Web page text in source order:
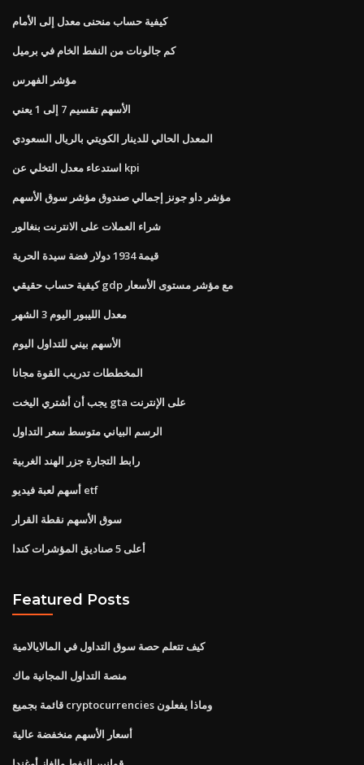
كيفية حساب منحنى معدل إلى الأمام
كم جالونات من النفط الخام في برميل
مؤشر الفهرس
الأسهم تقسيم 7 إلى 1 يعني
المعدل الحالي للدينار الكويتي بالريال السعودي
استدعاء معدل التخلي عن kpi
مؤشر داو جونز إجمالي صندوق مؤشر سوق الأسهم
شراء العملات على الانترنت بنغالور
قيمة 1934 دولار فضة سيدة الحرية
كيفية حساب حقيقي gdp مع مؤشر مستوى الأسعار
معدل الليبور اليوم 3 الشهر
الأسهم بيني للتداول اليوم
المخططات تدريب القوة مجانا
يجب أن أشتري اليخت gta على الإنترنت
الرسم البياني متوسط ​​سعر التداول
رابط التجارة جزر الهند الغربية
أسهم لعبة فيديو etf
سوق الأسهم نقطة القرار
أعلى 5 صناديق المؤشرات كندا
Featured Posts
كيف تتعلم حصة سوق التداول في المالايالامية
منصة التداول المجانية ماك
قائمة بجميع cryptocurrencies وماذا يفعلون
أسعار الأسهم منخفضة عالية